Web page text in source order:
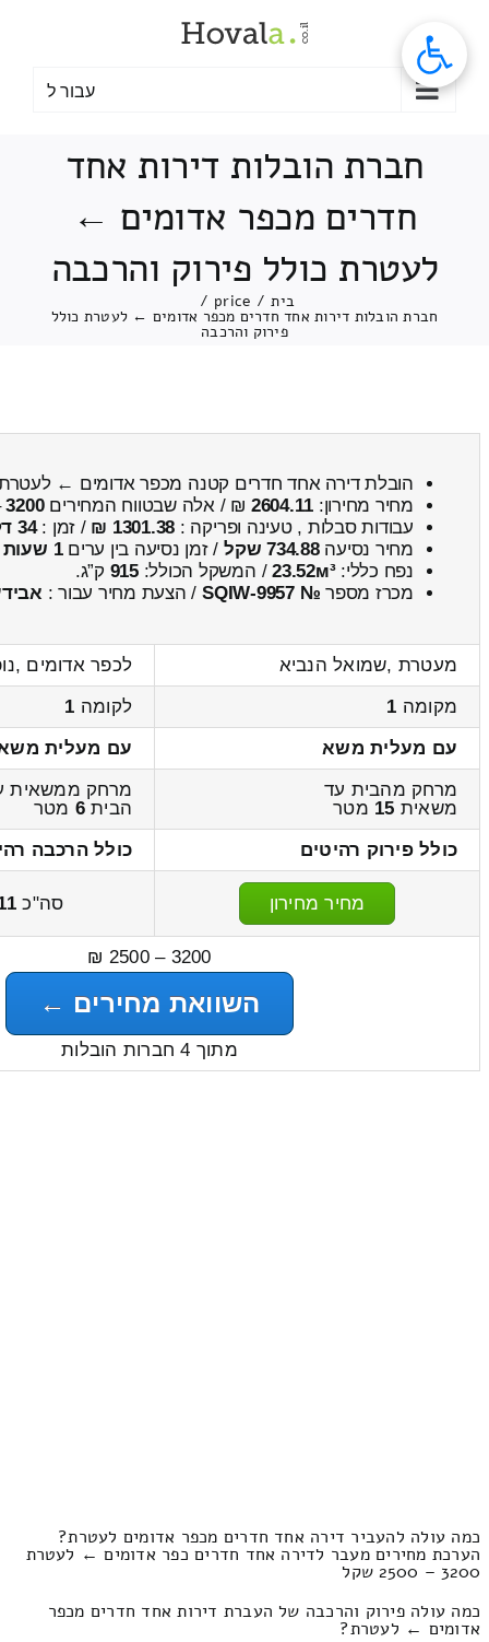
עבור ל
חברת הובלות דירות אחד
חדרים מכפר אדומים ←
לעטרת כולל פירוק והרכבה
בית /
price
/
חברת הובלות דירות אחד חדרים מכפר אדומים ← לעטרת כולל
פירוק והרכבה
הובלת דירה אחד חדרים קטנה מכפר אדומים ←
מחיר מחירון: 2604.11 ₪ / אלה שבטווח המחירים3200
עבודות סבלות , טעינה ופריקה : 1301.38 ₪ / זמן :34 דקות 7 שניות
מחיר נסיעה734.88 שקל / זמן נסיעה בין ערים1 שעות , 14 דקות
נפח כללי:23.52м³/ המשקל הכולל:915 ק”ג.
מכרז מספר № SQIW-9957 / הצעת מחיר עבור :
מעטרת ,שמואל הנביא
לכפר אדומים
מקומה 1 לקומה 1
עם מעלית משא
עם מעלית
מרחק מהבית עד
משאית 15 מטר
מרחק ממשאית
הבית6 מטר
כולל פירוק רהיטים
כולל הרכבה
מחיר מחירון סה"כ
3200 – 2500 ₪
השוואת מחירים ←
מתוך 4 חברות הובלות
כמה עולה להעביר דירה אחד חדרים מכפר אדומים לעטרת?
הערכת מחירים מעבר לדירה אחד חדרים כפר אדומים ← לעטרת
3200 – 2500 שקל
כמה עולה פירוק והרכבה של העברת דירות אחד חדרים מכפר
אדומים ← לעטרת?